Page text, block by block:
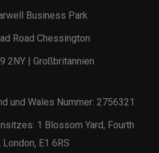
Business Park
Road Chessington
2NY | Großbritannien
und Wales Nummer: 2756321
1 Blossom Yard, Fourth
London, E1 6RS